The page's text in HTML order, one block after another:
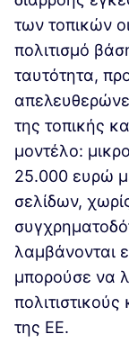
των τοπικών
πολιτισμό
ταυτότητα,
της τοπικής
μοντέλο:
25.000 ευρώ
σελίδων,
λαμβάνονται
μπορούσε να
της ΕΕ.